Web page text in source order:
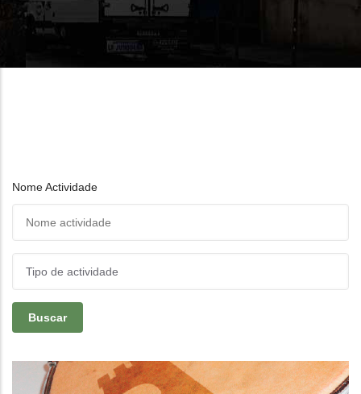
Nome Actividade